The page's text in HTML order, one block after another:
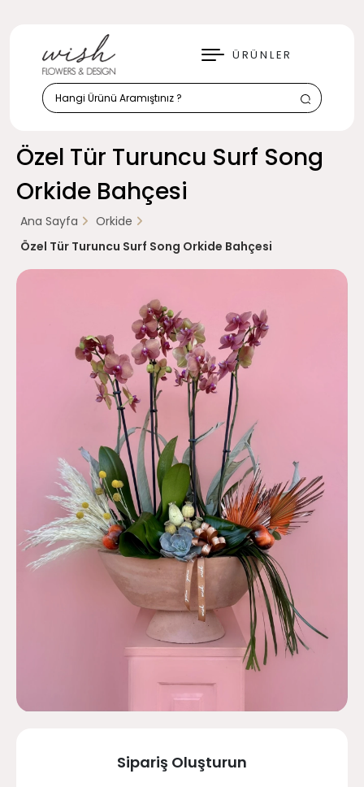
ÜRÜNLER
KAPAT
Özel Tür Turuncu Surf Song
Orkide Bahçesi
Ana Sayfa
Orkide
Özel Tür Turuncu Surf Song Orkide Bahçesi
Sipariş Oluşturun